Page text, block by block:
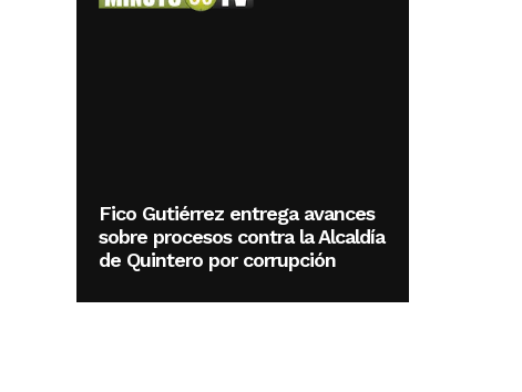
Fico Gutiérrez entrega avances
sobre procesos contra la Alcaldía
de Quintero por corrupción